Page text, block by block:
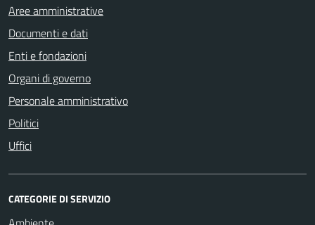
Aree amministrative
Documenti e dati
Enti e fondazioni
Organi di governo
Personale amministrativo
Politici
Uffici
CATEGORIE DI SERVIZIO